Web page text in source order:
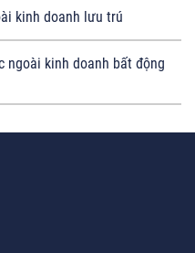
kinh doanh lưu trú
ngoài kinh doanh bất động